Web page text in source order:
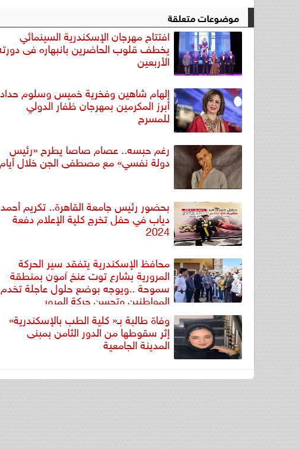
موضوعات متعلقة
افتتاح مهرجان الإسكندرية السينمائي
يخطف قلوب الحاضرين بانبهاره فى
الأربعين
إلهام شاهين وفخرية خميس وسلوم حداد
أبرز المكرمين بمهرجان ظفار الدولي
للمسرح
رغم حبسه.. عصام صاصا يطرح «رئيس
دولة نفسي» مع مصطفى الجن خلال أيام
بحضور رئيس جامعة القاهرة.. تكريم أحمد
دياب في حفل تخرج كلية الإعلام دفعة
2024
محافظ الإسكندرية يتفقد سير الحركة
المرورية بشارع توت عنخ آمون بمنطقة
سموحة ..ويوجه بوضع حلول عاجلة تخدم
المواطنين وتحسن حركة المرور
وفاة طالبة بـ« كلية الطب بالإسكندرية»
إثر سقوطها من الدور الثامن بمبنى
المدينة الجامعية